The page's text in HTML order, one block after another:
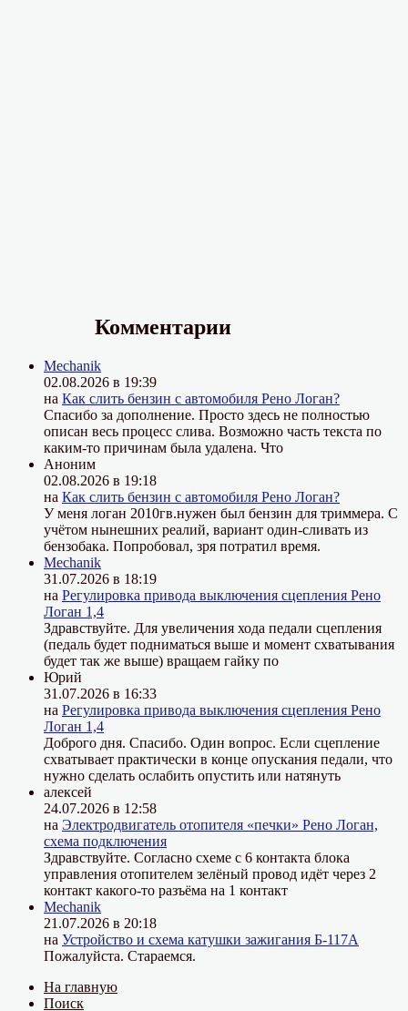
Комментарии
Mechanik
02.08.2026 в 19:39
на Как слить бензин с автомобиля Рено Логан?
Спасибо за дополнение. Просто здесь не полностью
описан весь процесс слива. Возможно часть текста по
каким-то причинам была удалена. Что
Аноним
02.08.2026 в 19:18
на Как слить бензин с автомобиля Рено Логан?
У меня логан 2010гв.нужен был бензин для триммера. С
учётом нынешних реалий, вариант один-сливать из
бензобака. Попробовал, зря потратил время.
Mechanik
31.07.2026 в 18:19
на Регулировка привода выключения сцепления Рено
Логан 1,4
Здравствуйте. Для увеличения хода педали сцепления
(педаль будет подниматься выше и момент схватывания
будет так же выше) вращаем гайку по
Юрий
31.07.2026 в 16:33
на Регулировка привода выключения сцепления Рено
Логан 1,4
Доброго дня. Спасибо. Один вопрос. Если сцепление
схватывает практически в конце опускания педали, что
нужно сделать ослабить опустить или натянуть
алексей
24.07.2026 в 12:58
на Электродвигатель отопителя «печки» Рено Логан,
схема подключения
Здравствуйте. Согласно схеме с 6 контакта блока
управления отопителем зелёный провод идёт через 2
контакт какого-то разъёма на 1 контакт
Mechanik
21.07.2026 в 20:18
на Устройство и схема катушки зажигания Б-117А
Пожалуйста. Стараемся.
На главную
Поиск